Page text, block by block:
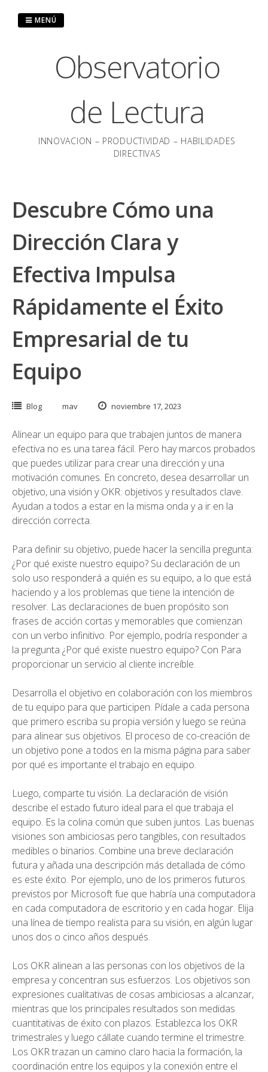
Observatorio
de Lectura
INNOVACION – PRODUCTIVIDAD – HABILIDADES
DIRECTIVAS
MENÚ
Descubre Cómo una
Dirección Clara y
Efectiva Impulsa
Rápidamente el Éxito
Empresarial de tu
Equipo
Blog mav noviembre 17, 2023
Alinear un equipo para que trabajen juntos de manera
efectiva no es una tarea fácil. Pero hay marcos probados
que puedes utilizar para crear una dirección y una
motivación comunes. En concreto, desea desarrollar un
objetivo, una visión y OKR: objetivos y resultados clave.
Ayudan a todos a estar en la misma onda y a ir en la
dirección correcta.
Para definir su objetivo, puede hacer la sencilla pregunta:
¿Por qué existe nuestro equipo? Su declaración de un
solo uso responderá a quién es su equipo, a lo que está
haciendo y a los problemas que tiene la intención de
resolver. Las declaraciones de buen propósito son
frases de acción cortas y memorables que comienzan
con un verbo infinitivo. Por ejemplo, podría responder a
la pregunta ¿Por qué existe nuestro equipo? Con Para
proporcionar un servicio al cliente increíble.
Desarrolla el objetivo en colaboración con los miembros
de tu equipo para que participen. Pídale a cada persona
que primero escriba su propia versión y luego se reúna
para alinear sus objetivos. El proceso de co-creación de
un objetivo pone a todos en la misma página para saber
por qué es importante el trabajo en equipo.
Luego, comparte tu visión. La declaración de visión
describe el estado futuro ideal para el que trabaja el
equipo. Es la colina común que suben juntos. Las buenas
visiones son ambiciosas pero tangibles, con resultados
medibles o binarios. Combine una breve declaración
futura y añada una descripción más detallada de cómo
es este éxito. Por ejemplo, uno de los primeros futuros
previstos por Microsoft fue que habría una computadora
en cada computadora de escritorio y en cada hogar. Elija
una línea de tiempo realista para su visión, en algún lugar
unos dos o cinco años después.
Los OKR alinean a las personas con los objetivos de la
empresa y concentran sus esfuerzos. Los objetivos son
expresiones cualitativas de cosas ambiciosas a alcanzar,
mientras que los principales resultados son medidas
cuantitativas de éxito con plazos. Establezca los OKR
trimestrales y luego cállate cuando termine el trimestre.
Los OKR trazan un camino claro hacia la formación, la
coordinación entre los equipos y la conexión entre el